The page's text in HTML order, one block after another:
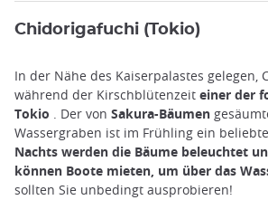
Chidorigafuchi (Tokio)
In der Nähe des Kaiserpalastes gelegen,
während der Kirschblütenzeit einer der
Tokio . Der von Sakura-Bäumen
Wassergraben ist im Frühling ein
Nachts werden die Bäume beleuchtet
können Boote mieten, um über das
sollten Sie unbedingt ausprobieren!